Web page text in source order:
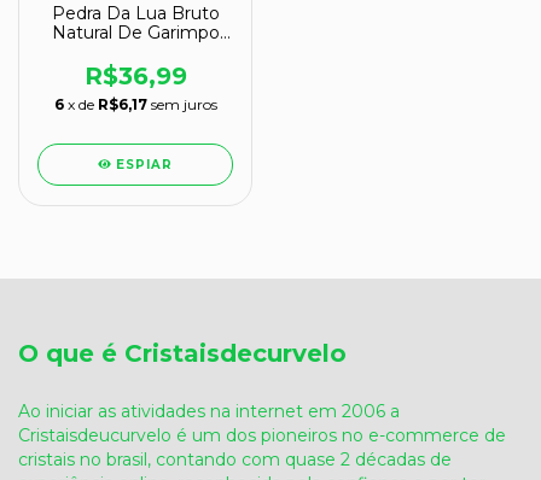
Pedra Da Lua Bruto
Natural De Garimpo
R$36,99
6 x de R$6,17 sem juros
ESPIAR
O que é Cristaisdecurvelo
Ao iniciar as atividades na internet em 2006 a
Cristaisdeucurvelo é um dos pioneiros no e-commerce de
cristais no brasil, contando com quase 2 décadas de